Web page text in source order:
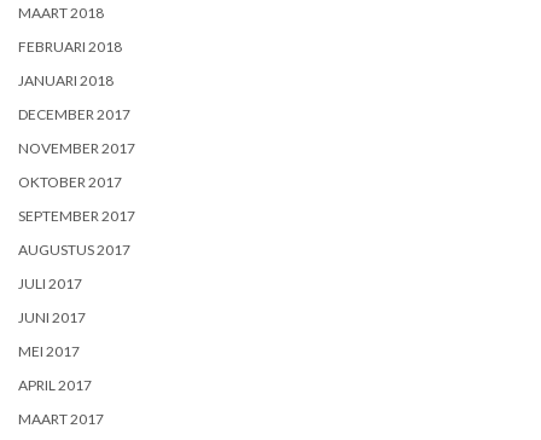
MAART 2018
FEBRUARI 2018
JANUARI 2018
DECEMBER 2017
NOVEMBER 2017
OKTOBER 2017
SEPTEMBER 2017
AUGUSTUS 2017
JULI 2017
JUNI 2017
MEI 2017
APRIL 2017
MAART 2017